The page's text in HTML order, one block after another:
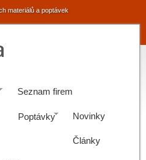
materiálů a poptávek
Seznam firem
Poptávky Novinky
Články